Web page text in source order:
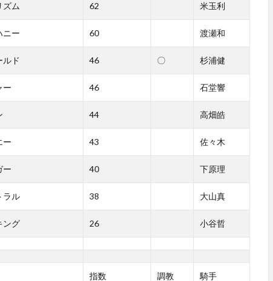
ズム 62 米玉利
ニー 60 渡瀬和
ルド 46 〇 杉浦健
ー 46 石堂響
44 高畑皓
ー 43 佐々木
ー 40 下原理
ラル 38 大山真
ング 26 小谷哲
指数 調教 騎手